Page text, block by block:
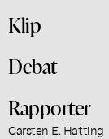
Klip
Debat
Rapporter
Carsten E. Hatting